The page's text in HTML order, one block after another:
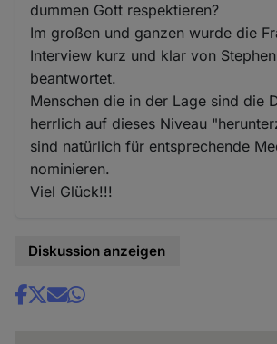
dummen Gott respektieren?
Im großen und ganzen wurde die
Interview kurz und klar von
beantwortet.
Menschen die in der Lage sind die
herrlich auf dieses Niveau
sind natürlich für entsprechende
nominieren.
Viel Glück!!!
Diskussion anzeigen
Share